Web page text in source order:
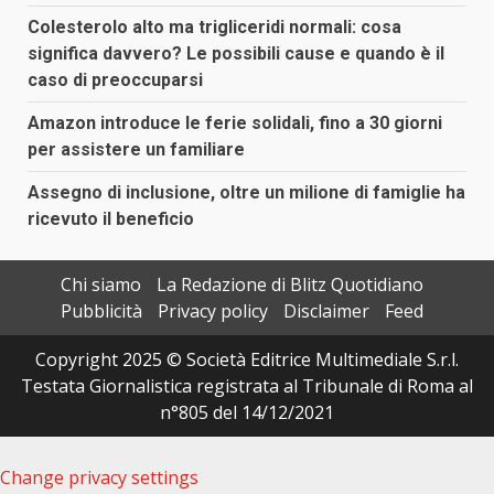
Colesterolo alto ma trigliceridi normali: cosa
significa davvero? Le possibili cause e quando è il
caso di preoccuparsi
Amazon introduce le ferie solidali, fino a 30 giorni
per assistere un familiare
Assegno di inclusione, oltre un milione di famiglie ha
ricevuto il beneficio
Chi siamo
La Redazione di Blitz Quotidiano
Pubblicità
Privacy policy Disclaimer
Feed
Copyright 2025 © Società Editrice Multimediale S.r.l.
Testata Giornalistica registrata al Tribunale di Roma al
n°805 del 14/12/2021
Change privacy settings